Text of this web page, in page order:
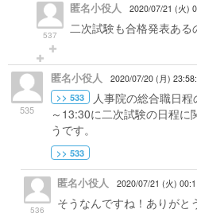
537
匿名小役人 2020/07/21 (火)
二次試験も合格発表ある
535
匿名小役人 2020/07/20 (月)
>> 533
人事院の総合職日
～13:30に二次試験の日程に
うです。
>> 533
536
匿名小役人 2020/07/21 (火)
そうなんですね！ありがと